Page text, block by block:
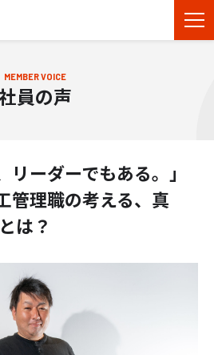
MEMBER VOICE
員の声
リーダーでもある。」
管理職の考える、真
は？